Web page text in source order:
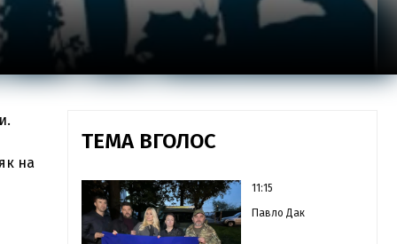
на
ТЕМА ВГОЛОС
11:15
Павло Дак